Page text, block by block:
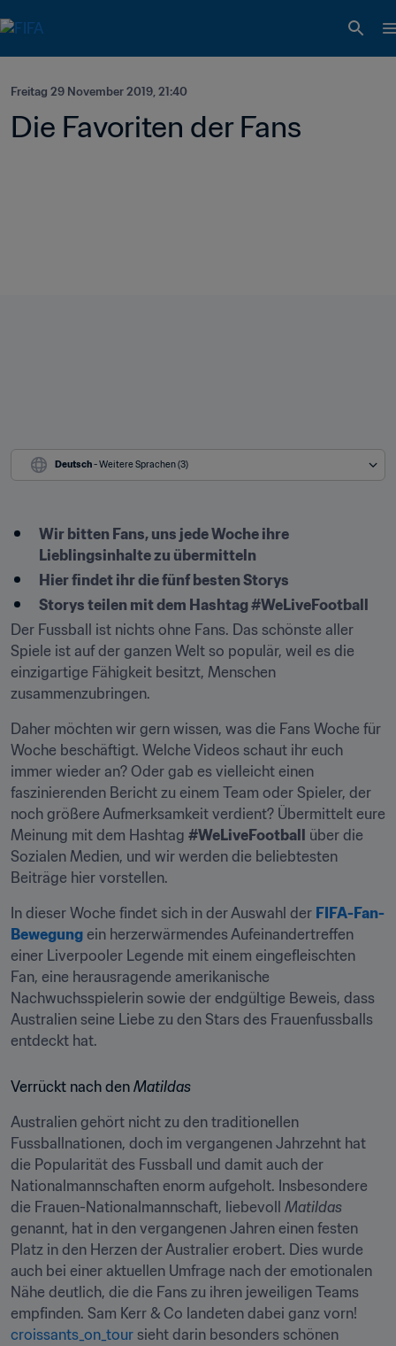
Freitag 29 November 2019, 21:40
Die Favoriten der Fans
Deutsch - Weitere Sprachen (3)
Wir bitten Fans, uns jede Woche ihre
Lieblingsinhalte zu übermitteln
Hier findet ihr die fünf besten Storys
Storys teilen mit dem Hashtag #WeLiveFootball
Der Fussball ist nichts ohne Fans. Das schönste aller
Spiele ist auf der ganzen Welt so populär, weil es die
einzigartige Fähigkeit besitzt, Menschen
zusammenzubringen.
Daher möchten wir gern wissen, was die Fans Woche für
Woche beschäftigt. Welche Videos schaut ihr euch
immer wieder an? Oder gab es vielleicht einen
faszinierenden Bericht zu einem Team oder Spieler, der
noch größere Aufmerksamkeit verdient? Übermittelt eure
Meinung mit dem Hashtag #WeLiveFootball
über die
Sozialen Medien, und wir werden die beliebtesten
Beiträge hier vorstellen.
In dieser Woche findet sich in der Auswahl der FIFA-Fan-
Bewegung ein herzerwärmendes Aufeinandertreffen
einer Liverpooler Legende mit einem eingefleischten
Fan, eine herausragende amerikanische
Nachwuchsspielerin sowie der endgültige Beweis, dass
Australien seine Liebe zu den Stars des Frauenfussballs
entdeckt hat.
Verrückt nach den Matildas
Australien gehört nicht zu den traditionellen
Fussballnationen, doch im vergangenen Jahrzehnt hat
die Popularität des Fussball und damit auch der
Nationalmannschaften enorm aufgeholt. Insbesondere
die Frauen-Nationalmannschaft, liebevoll Matildas
genannt, hat in den vergangenen Jahren einen festen
Platz in den Herzen der Australier erobert. Dies wurde
auch bei einer aktuellen Umfrage nach der emotionalen
Nähe deutlich, die die Fans zu ihren jeweiligen Teams
croissants_on_tour sieht darin besonders schönen